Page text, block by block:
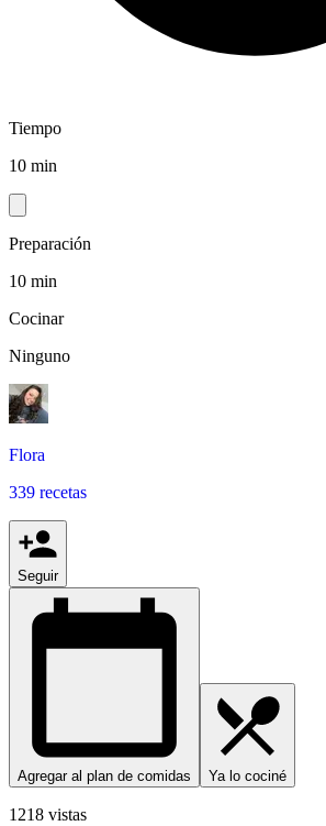
Tiempo
10 min
Preparación
10 min
Cocinar
Ninguno
Flora
339 recetas
Seguir
Agregar al plan de comidas Ya lo cociné
1218 vistas